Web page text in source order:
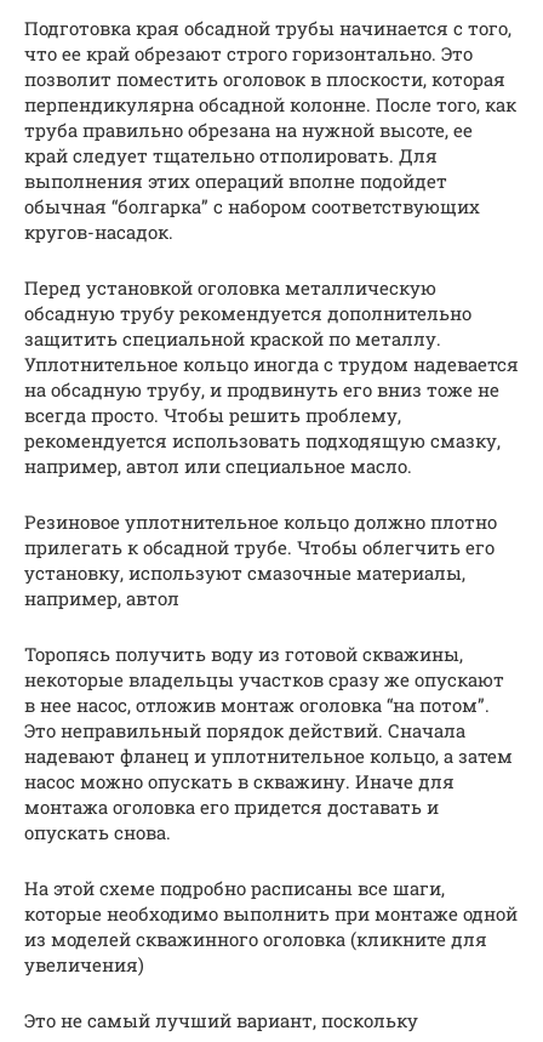
Подготовка края обсадной трубы начинается с того,
что ее край обрезают строго горизонтально. Это
позволит поместить оголовок в плоскости, которая
перпендикулярна обсадной колонне. После того, как
труба правильно обрезана на нужной высоте, ее
край следует тщательно отполировать. Для
выполнения этих операций вполне подойдет
обычная “болгарка” с набором соответствующих
кругов-насадок.
Перед установкой оголовка металлическую
обсадную трубу рекомендуется дополнительно
защитить специальной краской по металлу.
Уплотнительное кольцо иногда с трудом надевается
на обсадную трубу, и продвинуть его вниз тоже не
всегда просто. Чтобы решить проблему,
рекомендуется использовать подходящую смазку,
например, автол или специальное масло.
Резиновое уплотнительное кольцо должно плотно
прилегать к обсадной трубе. Чтобы облегчить его
установку, используют смазочные материалы,
например, автол
Торопясь получить воду из готовой скважины,
некоторые владельцы участков сразу же опускают
в нее насос, отложив монтаж оголовка “на потом”.
Это неправильный порядок действий. Сначала
надевают фланец и уплотнительное кольцо, а затем
насос можно опускать в скважину. Иначе для
монтажа оголовка его придется доставать и
опускать снова.
На этой схеме подробно расписаны все шаги,
которые необходимо выполнить при монтаже одной
из моделей скважинного оголовка (кликните для
увеличения)
Это не самый лучший вариант, поскольку